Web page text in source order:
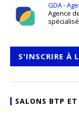
GDA -
Agence
S'INSCRIRE À
SALONS BTP